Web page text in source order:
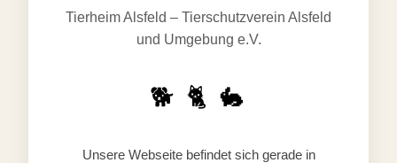
Tierheim Alsfeld – Tierschutzverein Alsfeld
und Umgebung e.V.
🐕 🐈 🐇
Unsere Webseite befindet sich gerade in